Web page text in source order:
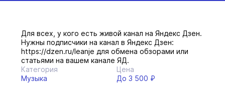
Для всех, у кого есть живой канал на Яндекс Дзен.
Нужны подписчики на канал в Яндекс Дзен:
https://dzen.ru/leanje для обмена обзорами или
статьями на вашем канале ЯД.
Категория
Музыка
Цена
До 3 500 ₽